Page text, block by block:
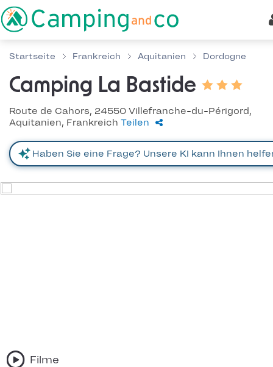
Startseite Frankreich Aquitanien Dordogne
Camping La Bastide
Route de Cahors, 24550 Villefranche-du-Périgord,
Aquitanien, Frankreich Teilen
Filme